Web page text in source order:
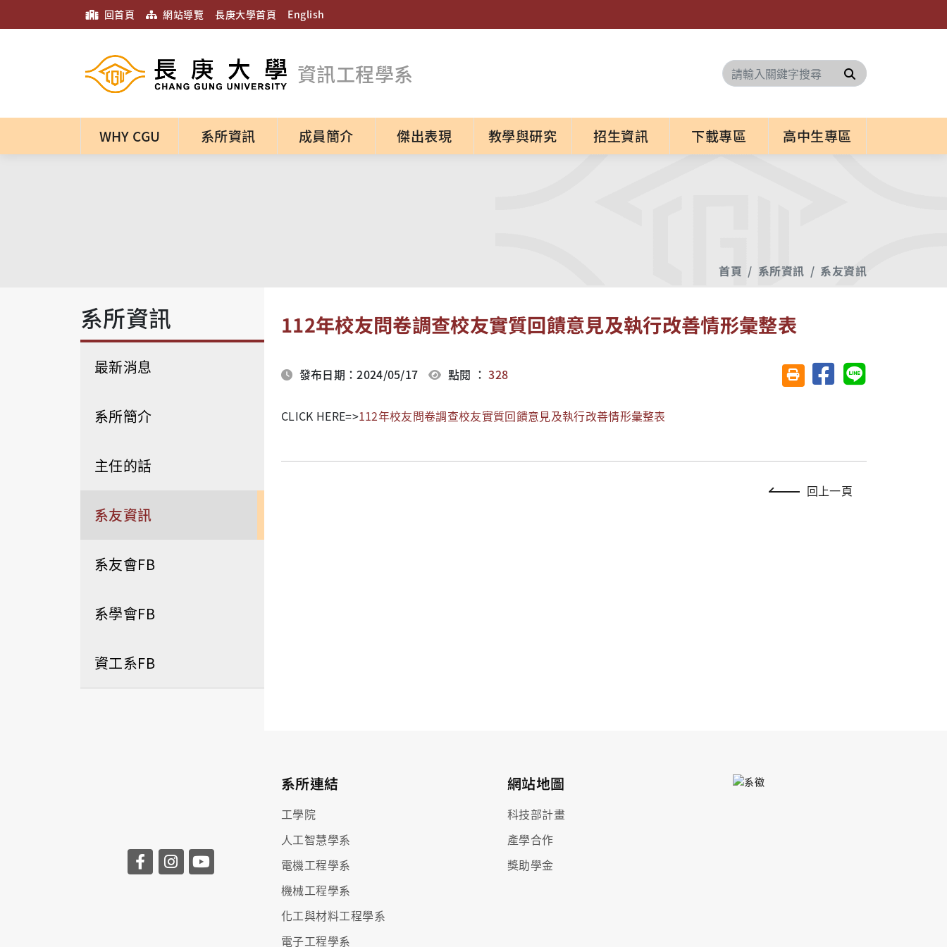
回首頁 網站導覽 長庚大學首頁 English
資訊工程學系 搜尋
WHY CGU 系所資訊 成員簡介 傑出表現 教學與研究 招生資訊 下載專區 高中生專區
首頁 系所資訊 系友資訊
系所資訊
最新消息
系所簡介
主任的話
系友資訊
系友會FB
系學會FB
資工系FB
112年校友問卷調查校友實質回饋意見及執行改善情形彙整表
發布日期：2024/05/17 點閱 ：328 友善列印(另開視窗)
分享至臉書分享至 Line
CLICK HERE=>112年校友問卷調查校友實質回饋意見及執行改善情形彙整表
回上一頁
系所連結
工學院
人工智慧學系
電機工程學系
機械工程學系
化工與材料工程學系
電子工程學系
網站地圖
科技部計畫
產學合作
獎助學金